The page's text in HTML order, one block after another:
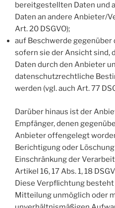
bereitgestellten Daten und
Daten an andere Anbieter/
Art. 20 DSGVO);
auf Beschwerde
sofern sie der Ansicht sind,
Daten durch den Anbieter
datenschutzrechtliche
werden (vgl. auch Art. 77
Darüber hinaus ist der
Empfänger, denen
Anbieter offengelegt
Berichtigung oder
Einschränkung der
Artikel 16, 17 Abs. 1, 18
Diese Verpflichtung
Mitteilung unmöglich oder